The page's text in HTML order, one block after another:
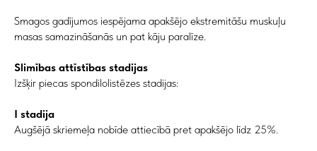
Smagos gadījumos iespējama apakšējo ekstremitāšu muskuļu
masas samazināšanās un pat kāju paralīze.
Slimības attīstības stadijas
Izšķir piecas spondilolistēzes stadijas:
I stadija
Augšējā skriemeļa nobīde attiecībā pret apakšējo līdz 25%.